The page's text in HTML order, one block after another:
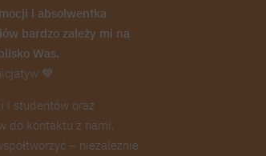
i absolwentka
bardzo zależy mi na
Was.
💙
i studentów oraz
do kontaktu z nami.
– niezależnie